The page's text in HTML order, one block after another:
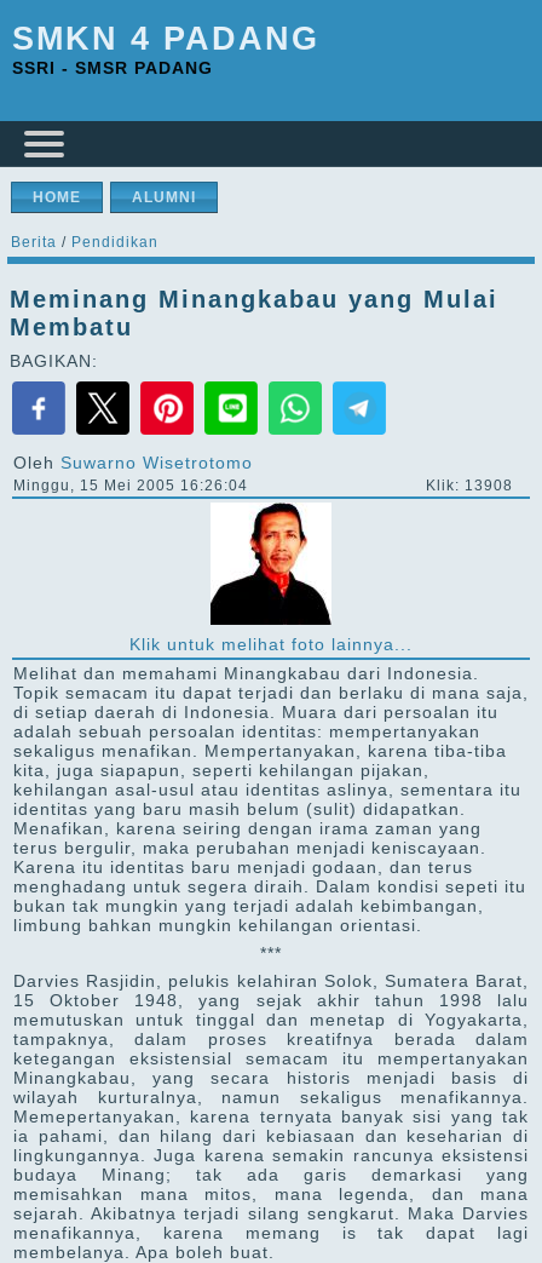
SMKN 4 PADANG
SSRI - SMSR PADANG
HOME ALUMNI
Berita / Pendidikan
Meminang Minangkabau yang Mulai
Membatu
BAGIKAN:
Oleh Suwarno Wisetrotomo
Minggu, 15 Mei 2005 16:26:04 Klik: 13908
Klik untuk melihat foto lainnya...
Melihat dan memahami Minangkabau dari Indonesia.
Topik semacam itu dapat terjadi dan berlaku di mana saja,
di setiap daerah di Indonesia. Muara dari persoalan itu
adalah sebuah persoalan identitas: mempertanyakan
sekaligus menafikan. Mempertanyakan, karena tiba-tiba
kita, juga siapapun, seperti kehilangan pijakan,
kehilangan asal-usul atau identitas aslinya, sementara itu
identitas yang baru masih belum (sulit) didapatkan.
Menafikan, karena seiring dengan irama zaman yang
terus bergulir, maka perubahan menjadi keniscayaan.
Karena itu identitas baru menjadi godaan, dan terus
menghadang untuk segera diraih. Dalam kondisi sepeti itu
bukan tak mungkin yang terjadi adalah kebimbangan,
limbung bahkan mungkin kehilangan orientasi.
***
Darvies Rasjidin, pelukis kelahiran Solok, Sumatera Barat,
15 Oktober 1948, yang sejak akhir tahun 1998 lalu
memutuskan untuk tinggal dan menetap di Yogyakarta,
tampaknya, dalam proses kreatifnya berada dalam
ketegangan eksistensial semacam itu mempertanyakan
Minangkabau, yang secara historis menjadi basis di
wilayah kurturalnya, namun sekaligus menafikannya.
Memepertanyakan, karena ternyata banyak sisi yang tak
ia pahami, dan hilang dari kebiasaan dan keseharian di
lingkungannya. Juga karena semakin rancunya eksistensi
budaya Minang; tak ada garis demarkasi yang
memisahkan mana mitos, mana legenda, dan mana
sejarah. Akibatnya terjadi silang sengkarut. Maka Darvies
menafikannya, karena memang is tak dapat lagi
membelanya. Apa boleh buat.